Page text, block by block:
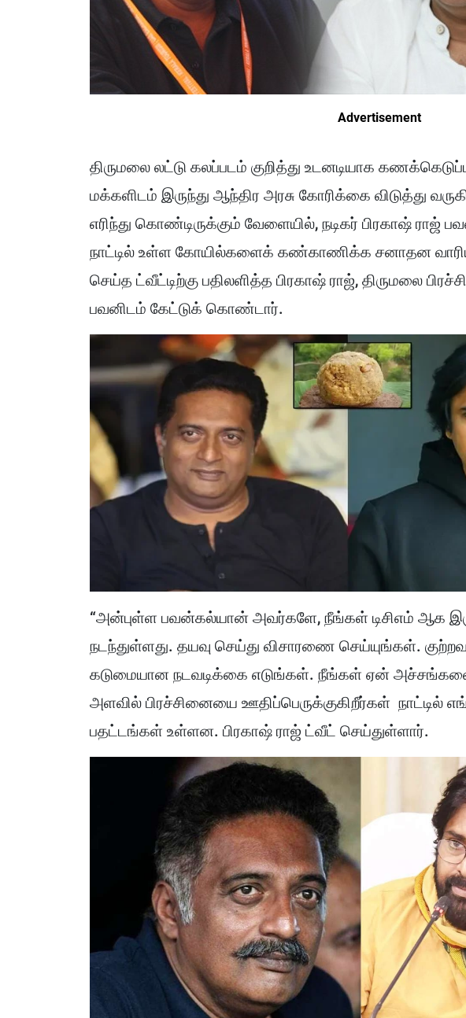
Advertisement
திருமலை லட்டு கலப்படம் குறித்து உடனடியாக
மக்களிடம் இருந்து ஆந்திர அரசு கோரிக்கை விடுத்து
எரிந்து கொண்டிருக்கும் வேளையில், நடிகர் பிரகாஷ் ராஜ்
நாட்டில் உள்ள கோயில்களைக் கண்காணிக்க சனாதன
செய்த ட்வீட்டிற்கு பதிலளித்த பிரகாஷ் ராஜ், திருமலை
பவனிடம் கேட்டுக் கொண்டார்.
“அன்புள்ள பவன்கல்யான் அவர்களே, நீங்கள் டிசிஎம் ஆக
நடந்துள்ளது. தயவு செய்து விசாரணை செய்யுங்கள்.
கடுமையான நடவடிக்கை எடுங்கள். நீங்கள் ஏன் அச்சங்களை
அளவில் பிரச்சினையை ஊதிப்பெருக்குகிறீர்கள் நாட்டில்
பதட்டங்கள் உள்ளன. பிரகாஷ் ராஜ் ட்வீட் செய்துள்ளார்.